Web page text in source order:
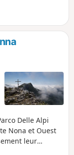
une vue
Delle Alpi
Nona et Ouest
leur